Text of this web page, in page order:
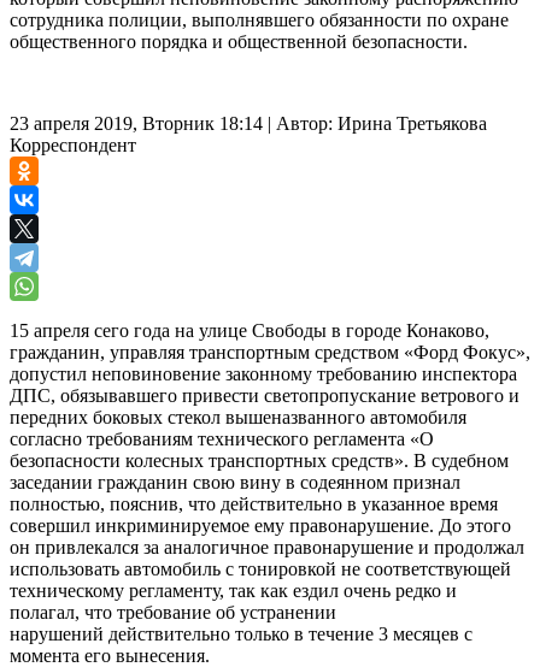
сотрудника полиции, выполнявшего обязанности по охране
общественного порядка и общественной безопасности.
23 апреля 2019, Вторник 18:14 | Автор: Ирина Третьякова
Корреспондент
15 апреля сего года на улице Свободы в городе Конаково,
гражданин, управляя транспортным средством «Форд Фокус»,
допустил неповиновение законному требованию инспектора
ДПС, обязывавшего привести светопропускание ветрового и
передних боковых стекол вышеназванного автомобиля
согласно требованиям технического регламента «О
безопасности колесных транспортных средств». В судебном
заседании гражданин свою вину в содеянном признал
полностью, пояснив, что действительно в указанное время
совершил инкриминируемое ему правонарушение. До этого
он привлекался за аналогичное правонарушение и продолжал
использовать автомобиль с тонировкой не соответствующей
техническому регламенту, так как ездил очень редко и
полагал, что требование об устранении
нарушений действительно только в течение 3 месяцев с
момента его вынесения.